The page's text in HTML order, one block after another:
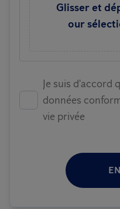
Glisser et
our
Je suis d'accord
données
vie privée